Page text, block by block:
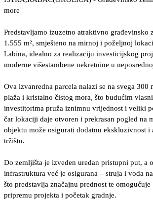
more
Predstavljamo izuzetno atraktivno građevinsko
1.555 m², smješteno na mirnoj i poželjnoj
Labina, idealno za realizaciju investicijskog
moderne višestambene nekretnine u
Ova izvanredna parcela nalazi se na svega 300
plaža i kristalno čistog mora, što budućim
investitorima pruža iznimnu vrijednost i veliki
čar lokaciji daje otvoren i prekrasan pogled na
objektu može osigurati dodatnu ekskluzivnost i
tržištu.
Do zemljišta je izveden uredan pristupni put, a
infrastruktura već je osigurana – struja i voda
što predstavlja značajnu prednost te
pripremu projekta i početak gradnje.